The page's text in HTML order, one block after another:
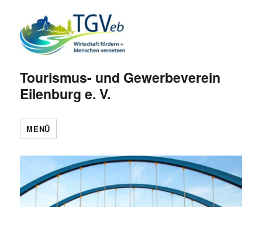
Tourismus- und Gewerbeverein
Eilenburg e. V.
MENÜ